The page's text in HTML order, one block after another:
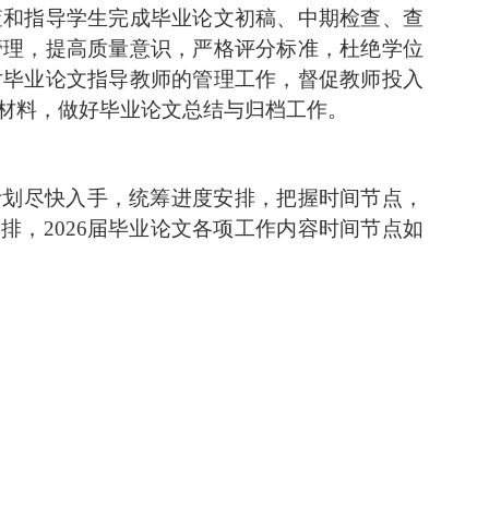
指导学生完成毕业论文初稿、中期检查、查
，提高质量意识，严格评分标准，杜绝学位
业论文指导教师的管理工作，督促教师投入
，做好毕业论文总结与归档工作。
尽快入手，统筹进度安排，把握时间节点，
， 2026届毕业论文各项工作内容时间节点如